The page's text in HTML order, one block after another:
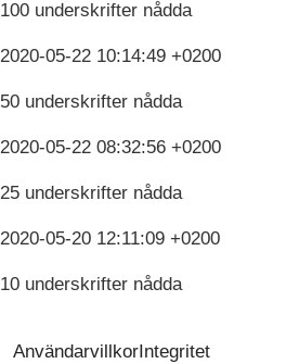
100 underskrifter nådda
2020-05-22 10:14:49 +0200
50 underskrifter nådda
2020-05-22 08:32:56 +0200
25 underskrifter nådda
2020-05-20 12:11:09 +0200
10 underskrifter nådda
AnvändarvillkorIntegritet